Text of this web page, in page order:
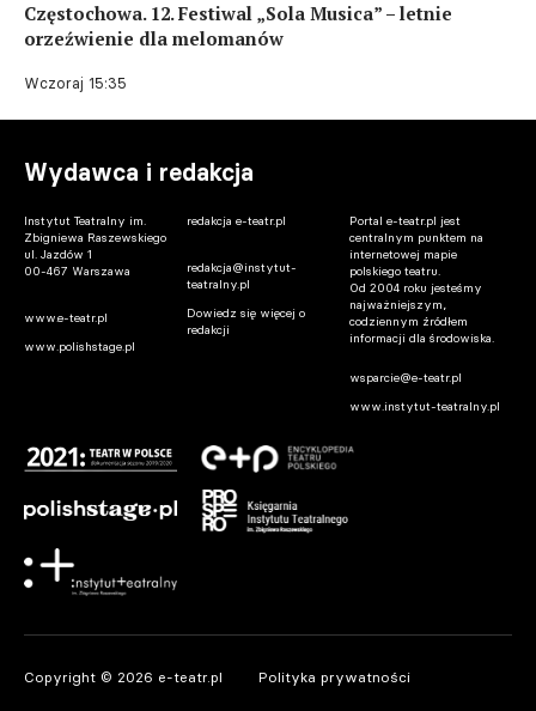
Częstochowa. 12. Festiwal „Sola Musica” – letnie
orzeźwienie dla melomanów
Wczoraj 15:35
Wydawca i redakcja
Instytut Teatralny im.
Zbigniewa Raszewskiego
ul. Jazdów 1
00-467 Warszawa
www.e-teatr.pl
www.polishstage.pl
redakcja e-teatr.pl
redakcja@instytut-
teatralny.pl
Dowiedz się więcej o
redakcji
Portal e-teatr.pl jest
centralnym punktem na
internetowej mapie
polskiego teatru.
Od 2004 roku jesteśmy
najważniejszym,
codziennym źródłem
informacji dla środowiska.
wsparcie@e-teatr.pl
www.instytut-teatralny.pl
Copyright © 2026 e-teatr.pl Polityka prywatności